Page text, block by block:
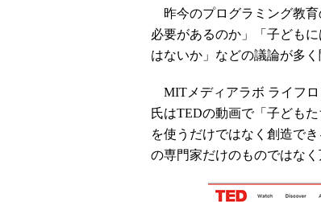
昨今のプログラミング教育
必要があるのか」「子ども
はないか」などの議論が多く
MITメディアラボ ライフロ
氏はTEDの動画で「子ども
を使うだけではなく創造で
の専門家だけのものではな